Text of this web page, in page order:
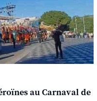
au Carnaval de